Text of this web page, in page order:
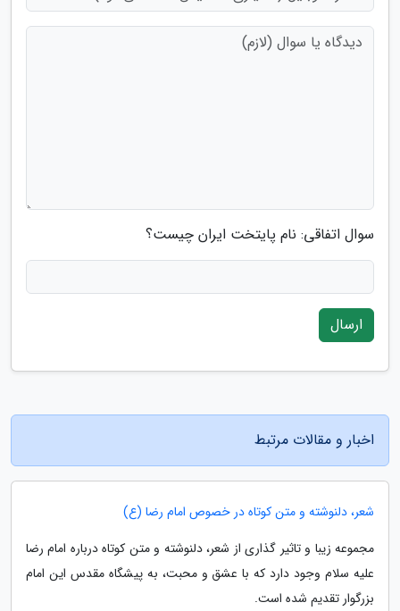
سوال اتفاقی: نام پایتخت ایران چیست؟
ارسال
اخبار و مقالات مرتبط
شعر، دلنوشته و متن کوتاه در خصوص امام رضا (ع)
مجموعه زیبا و تاثیر گذاری از شعر، دلنوشته و متن کوتاه درباره امام رضا
علیه سلام وجود دارد که با عشق و محبت، به پیشگاه مقدس این امام
بزرگوار تقدیم شده است.